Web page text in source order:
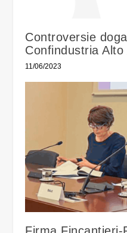
Controversie
Confindustria Alto
11/06/2023